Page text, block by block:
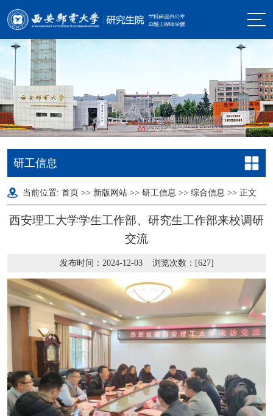
研工信息
当前位置: 首页 >> 新版网站 >> 研工信息 >> 综合信息 >> 正文
西安理工大学学生工作部、研究生工作部来校调研
交流
发布时间：2024-12-03 浏览次数：[627]